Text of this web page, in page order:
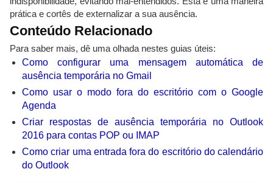
prática e cortês de externalizar a sua ausência.
Conteúdo Relacionado
Para saber mais, dê uma olhada nestes guias úteis:
Como configurar uma mensagem automática de
ausência temporária no Gmail
Como usar o modo fora do escritório com o Google
Agenda
Criar respostas de ausência temporária no Outlook
2016 para contas POP ou IMAP
Como criar uma entrada fora do escritório do calendário
do Outlook